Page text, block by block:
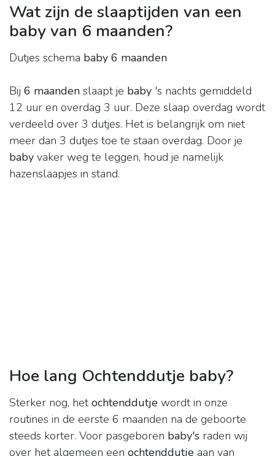
Wat zijn de slaaptijden van een
baby van 6 maanden?
Dutjes schema baby 6 maanden
Bij 6 maanden slaapt je baby 's nachts gemiddeld
12 uur en overdag 3 uur. Deze slaap overdag wordt
verdeeld over 3 dutjes. Het is belangrijk om niet
meer dan 3 dutjes toe te staan overdag. Door je
baby vaker weg te leggen, houd je namelijk
hazenslaapjes in stand.
Hoe lang Ochtenddutje baby?
Sterker nog, hetochtenddutje wordt in onze
routines in de eerste 6 maanden na de geboorte
steeds korter. Voor pasgeboren baby's raden wij
over het algemeen een ochtenddutje aan van